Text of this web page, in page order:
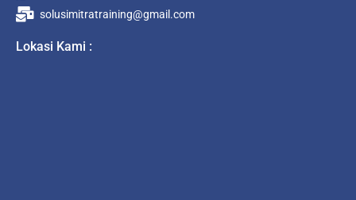
solusimitratraining@gmail.com
Lokasi Kami :